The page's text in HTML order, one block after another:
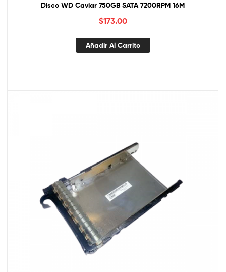
Disco WD Caviar 750GB SATA 7200RPM 16M
$173.00
Añadir Al Carrito